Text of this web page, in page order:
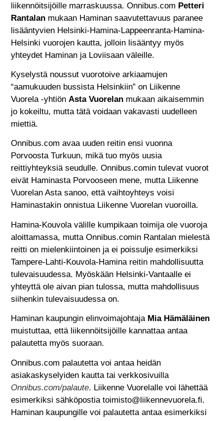
liikennöitsijöille marraskuussa. Onnibus.com Petteri
Rantalan mukaan Haminan saavutettavuus paranee
lisääntyvien Helsinki-Hamina-Lappeenranta-Hamina-
Helsinki vuorojen kautta, jolloin lisääntyy myös
yhteydet Haminan ja Loviisaan väleille.
Kyselystä noussut vuorotoive arkiaamujen
“aamukuuden bussista Helsinkiin” on Liikenne
Vuorela -yhtiönAsta Vuorelan mukaan aikaisemmin
jo kokeiltu, mutta tätä voidaan vakavasti uudelleen
miettiä.
Onnibus.com avaa uuden reitin ensi vuonna
Porvoosta Turkuun, mikä tuo myös uusia
reittiyhteyksiä seudulle. Onnibus.comin tulevat vuorot
eivät Haminasta Porvooseen mene, mutta Liikenne
Vuorelan Asta sanoo, että vaihtoyhteys voisi
Haminastakin onnistua Liikenne Vuorelan vuoroilla.
Hamina-Kouvola välille kumpikaan toimija ole vuoroja
aloittamassa, mutta Onnibus.comin Rantalan mielestä
reitti on mielenkiintoinen ja ei poissulje esimerkiksi
Tampere-Lahti-Kouvola-Hamina reitin mahdollisuutta
tulevaisuudessa. Myöskään Helsinki-Vantaalle ei
yhteyttä ole aivan pian tulossa, mutta mahdollisuus
siihenkin tulevaisuudessa on.
Haminan kaupungin elinvoimajohtaja Mia Hämäläinen
muistuttaa, että liikennöitsijöille kannattaa antaa
palautetta myös suoraan.
Onnibus.com palautetta voi antaa heidän
asiakaskyselyiden kautta tai verkkosivuilla
Onnibus.com/palaute. Liikenne Vuorelalle voi lähettää
esimerkiksi sähköpostia toimisto@liikennevuorela.fi.
Haminan kaupungille voi palautetta antaa esimerkiksi